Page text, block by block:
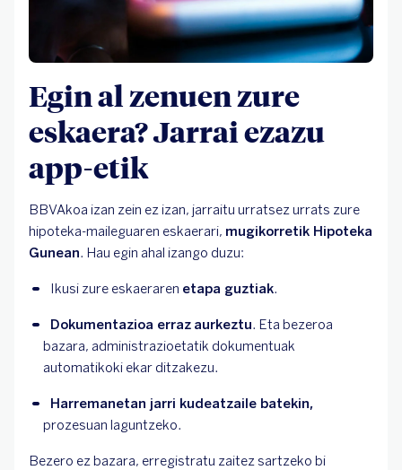
Egin al zenuen zure
eskaera? Jarrai ezazu
app-etik
BBVAkoa izan zein ez izan, jarraitu urratsez urrats zure
hipoteka-maileguaren eskaerari, mugikorretik Hipoteka
Gunean. Hau egin ahal izango duzu:
Ikusi zure eskaeraren etapa guztiak.
Dokumentazioa erraz aurkeztu. Eta bezeroa
bazara, administrazioetatik dokumentuak
automatikoki ekar ditzakezu.
Harremanetan jarri kudeatzaile batekin,
prozesuan laguntzeko.
Bezero ez bazara, erregistratu zaitez sartzeko bi